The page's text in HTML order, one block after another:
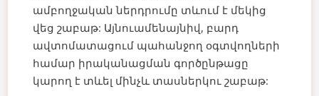
ամբողջական ներդրումը տևում է մեկից
վեց շաբաթ: Այնուամենայնիվ, բարդ
ավտոմատացում պահանջող օգտվողների
համար իրականացման գործընթացը
կարող է տևել մինչև տասներկու շաբաթ: